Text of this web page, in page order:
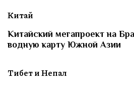
Китай
Китайский мегапроект на
водную карту Южной Азии
Тибет и Непал